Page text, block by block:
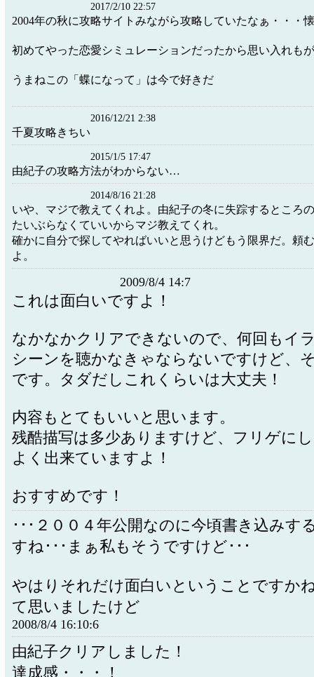
2017/2/10 22:57
2004年の秋に攻略サイトみながら攻略していたなぁ・・・
初めてやった恋愛シミュレーションだったから思い入れも
うまねこの「蝶になって」は今で好きだ
2016/12/21 2:38
千夏攻略きちい
2015/1/5 17:47
由紀子の攻略方法がわからない…
2014/8/16 21:28
いや、マジで教えてくれよ。由紀子の冬に失踪するところ
たいぶらなくていいからマジ教えてくれ。
確かに自分で探してやればいいと思うけどもう限界だ。頼
よ。
2009/8/4 14:7
これは面白いですよ！
なかなかクリアできないので、何回もイ
シーンを聴かなきゃならないですけど、
です。タダだしこれくらいは大丈夫！
内容もとてもいいと思います。
残酷描写は多少ありますけど、フリゲに
よく出来ていますよ！
おすすめです！
･･･２００４年公開なのに今頃書き込みす
すね･･･まぁ私もそうですけど･･･
やはりそれだけ面白いということですか
て思いましたけど
2008/8/4 16:10:6
由紀子クリアしました！
達成感・・・！